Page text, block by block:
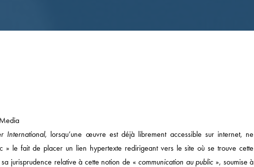
International, lorsqu’une œuvre est déjà librement accessible sur internet, ne
» le fait de placer un lien hypertexte redirigeant vers le site où se trouve cette
jurisprudence relative à cette notion de « communication au public », soumise à